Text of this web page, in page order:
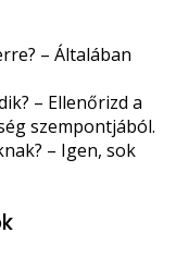
– Általában
– Ellenőrizd a
szempontjából.
– Igen, sok